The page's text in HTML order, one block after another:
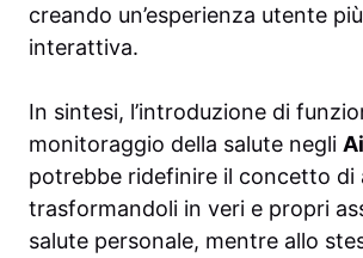
creando un’esperienza utente
interattiva.
In sintesi, l’introduzione di
monitoraggio della salute negli
potrebbe ridefinire il concetto di
trasformandoli in veri e propri
salute personale, mentre allo